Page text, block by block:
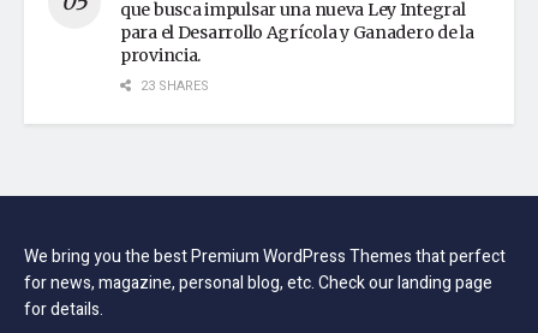
que busca impulsar una nueva Ley Integral
para el Desarrollo Agrícola y Ganadero de la
provincia.
23 SHARES
We bring you the best Premium WordPress Themes that perfect
for news, magazine, personal blog, etc. Check our landing page
for details.